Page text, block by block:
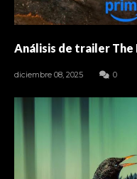
Análisis de trailer The
diciembre 08, 2025 0